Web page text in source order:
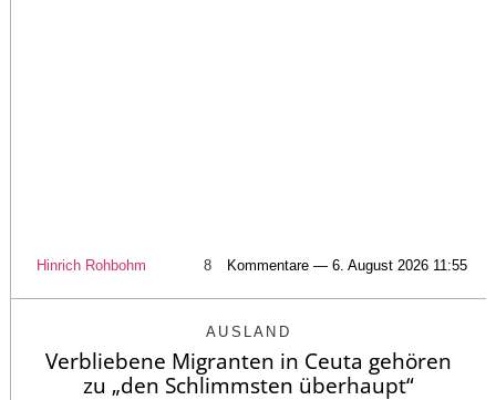
Hinrich Rohbohm 8 Kommentare — 6. August 2026 11:55
AUSLAND
Verbliebene Migranten in Ceuta gehören
zu „den Schlimmsten überhaupt“